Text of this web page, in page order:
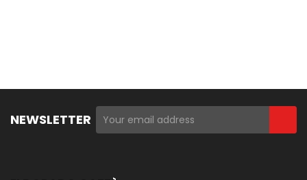
NEWSLETTER